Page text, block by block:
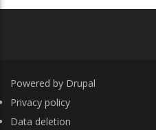
Powered by Drupal
FOOTER
Privacy policy
Data deletion